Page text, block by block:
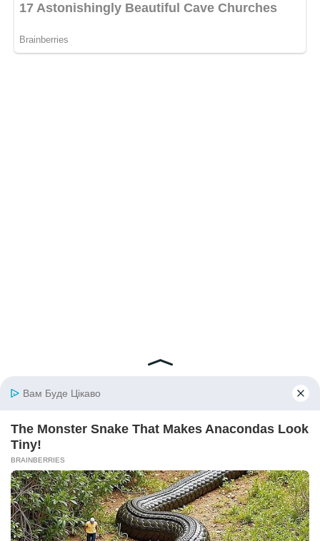
© 2026 iBilingua
Політика конфіденційності та умови користування
сайтом (Privacy Policy)